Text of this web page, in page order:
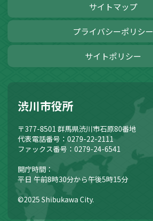
サイトマップ
プライバシーポリシー
サイトポリシー
渋川市役所
〒377-8501 群馬県渋川市石原80番地
代表電話番号：0279-22-2111
ファックス番号：0279-24-6541
開庁時間：
平日 午前8時30分から午後5時15分
©2025 Shibukawa City.